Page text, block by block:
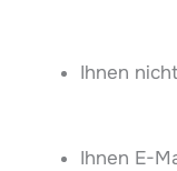
Ihnen
Ihnen E-